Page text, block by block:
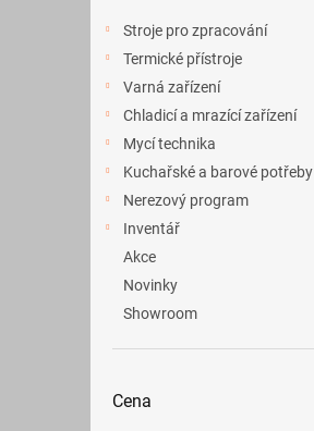
Stroje pro zpracování
Termické přístroje
Varná zařízení
Chladicí a mrazící zařízení
Mycí technika
Kuchařské a barové potřeby
Nerezový program
Inventář
Akce
Novinky
Showroom
Cena